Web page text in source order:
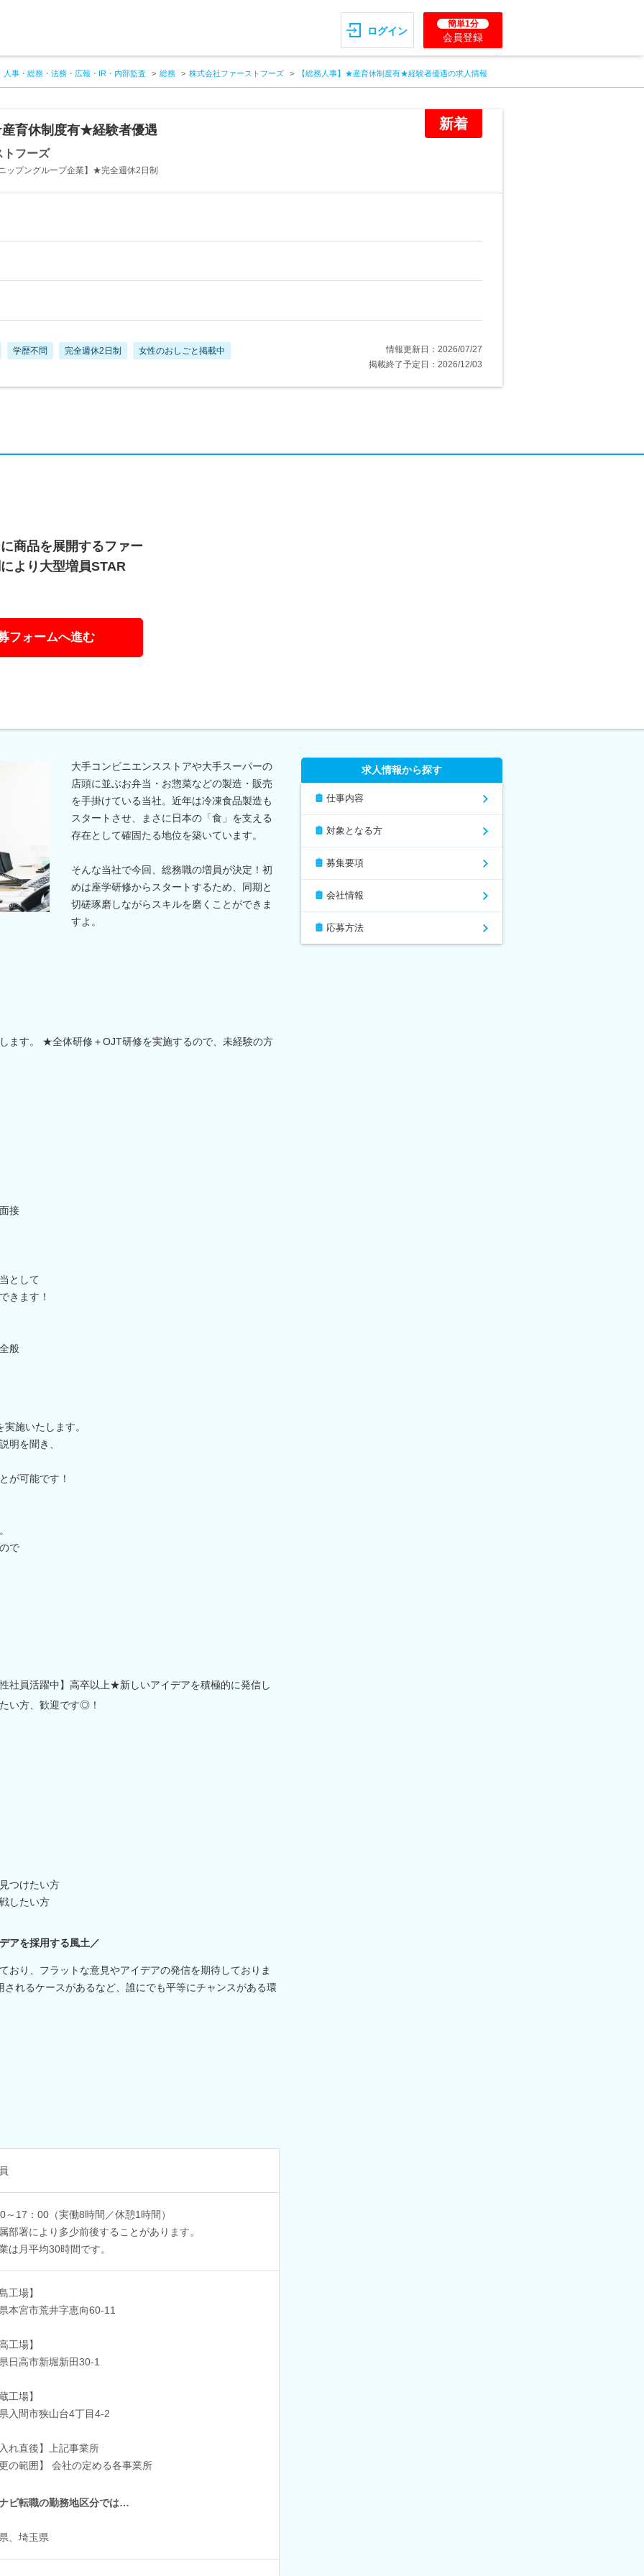
ログイン
簡単1分
会員登録
人事・総務・法務・広報・IR・内部監査 総務 株式会社ファーストフーズ 【総務人事】★産育休制度有★経験者優遇の求人情報
新着
育休制度有★経験者優遇
トフーズ
ップングループ企業】★完全週休2日制
学歴不問 完全週休2日制 女性のおしごと掲載中
情報更新日：2026/07/27
掲載終了予定日：2026/12/03
商品を展開するファー
より大型増員STAR
フォームへ進む
大手コンビニエンスストアや大手スーパーの
店頭に並ぶお弁当・お惣菜などの製造・販売
を手掛けている当社。近年は冷凍食品製造も
スタートさせ、まさに日本の「食」を支える
存在として確固たる地位を築いています。
そんな当社で今回、総務職の増員が決定！初
めは座学研修からスタートするため、同期と
切磋琢磨しながらスキルを磨くことができま
すよ。
ます。 ★全体研修＋OJT研修を実施するので、未経験の方
接
として
きます！
般
施いたします。
明を聞き、
が可能です！
で
社員活躍中】高卒以上★新しいアイデアを積極的に発信し
い方、歓迎です◎！
つけたい方
したい方
アを採用する風土／
おり、フラットな意見やアイデアの発信を期待しておりま
れるケースがあるなど、誰にでも平等にチャンスがある環
～17：00（実働8時間／休憩1時間）
部署により多少前後することがあります。
は月平均30時間です。
工場】
本宮市荒井字恵向60-11
工場】
日高市新堀新田30-1
工場】
入間市狭山台4丁目4-2
れ直後】上記事業所
の範囲】 会社の定める各事業所
ビ転職の勤務地区分では…
、埼玉県
求人情報から探す
仕事内容
対象となる方
募集要項
会社情報
応募方法